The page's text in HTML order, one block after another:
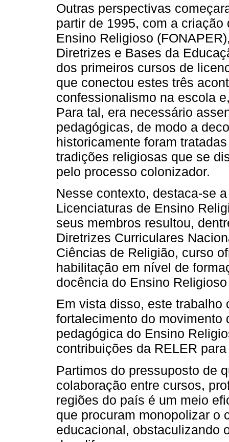
Outras perspectivas
partir de 1995, com a
Ensino Religioso
Diretrizes e Bases da
dos primeiros cursos de
que conectou estes três
confessionalismo na escola
Para tal, era necessário
pedagógicas, de modo a
historicamente foram
tradições religiosas que se
pelo processo colonizador.
Nesse contexto, destaca-se
Licenciaturas de Ensino
seus membros resultou,
Diretrizes Curriculares
Ciências de Religião, curso
habilitação em nível de
docência do Ensino
Em vista disso, este
fortalecimento do movimento
pedagógica do Ensino
contribuições da RELER
Partimos do pressuposto de
colaboração entre cursos,
regiões do país é um meio
que procuram monopolizar o
educacional, obstaculizando